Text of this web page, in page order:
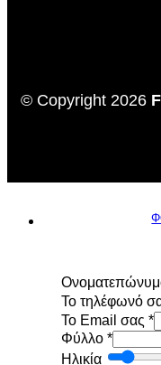
© Copyright 2026
To τηλέφωνό
Το Email σας *
Φύλλο *
Ηλικία